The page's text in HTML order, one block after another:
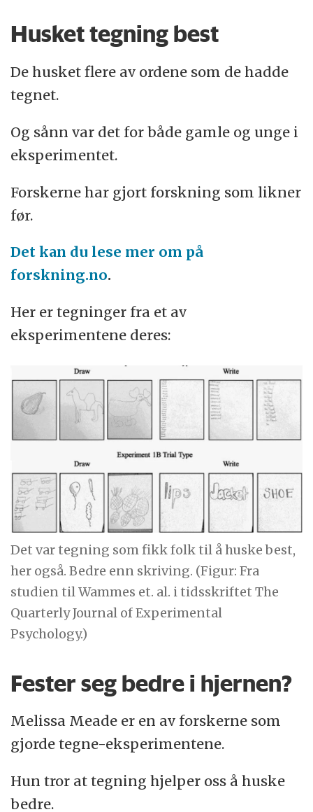
Husket tegning best
De husket flere av ordene som de hadde
tegnet.
Og sånn var det for både gamle og unge i
eksperimentet.
Forskerne har gjort forskning som likner
før.
Det kan du lese mer om på
forskning.no.
Her er tegninger fra et av
eksperimentene deres:
Det var tegning som fikk folk til å huske best,
her også. Bedre enn skriving. (Figur: Fra
studien til Wammes et. al. i tidsskriftet The
Quarterly Journal of Experimental
Psychology.)
Fester seg bedre i hjernen?
Melissa Meade er en av forskerne som
gjorde tegne-eksperimentene.
Hun tror at tegning hjelper oss å huske
bedre.